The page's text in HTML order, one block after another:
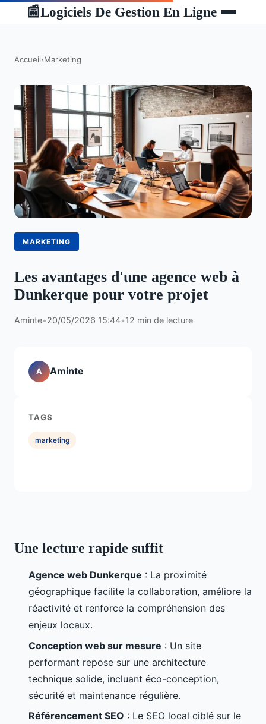
📰Logiciels De Gestion En Ligne
Accueil›Marketing
MARKETING
Les avantages d'une agence web à
Dunkerque pour votre projet
Aminte•20/05/2026 15:44•12 min de lecture
Une lecture rapide suffit
Agence web Dunkerque : La proximité
géographique facilite la collaboration, améliore la
réactivité et renforce la compréhension des
enjeux locaux.
Conception web sur mesure : Un site
performant repose sur une architecture
technique solide, incluant éco-conception,
sécurité et maintenance régulière.
Référencement SEO : Le SEO local ciblé sur le
A Aminte
TAGS
marketing